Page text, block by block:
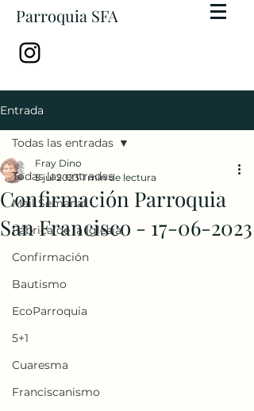
Parroquia SFA
Entrada
Todas las entradas
Mail Semanal
Fábrica de la Iglesia
Confirmación
Bautismo
EcoParroquia
5+1
Cuaresma
Franciscanismo
Todas las entradas
Confirmación Parroquia
San Francisco - 17-06-2023
Fray Dino
5 jul 2023 1 min de lectura